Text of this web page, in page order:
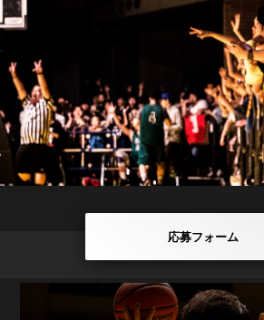
応募フォーム